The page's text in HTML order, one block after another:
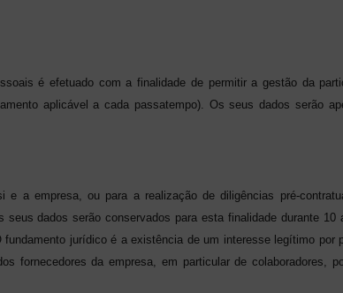
é efetuado com a finalidade de permitir a gestão da
aplicável a cada passatempo). Os seus dados serão
a empresa, ou para a realização de diligências pré-
dados serão conservados para esta finalidade durante
jurídico é a existência de um interesse legítimo por
fornecedores da empresa, em particular de colaboradores,